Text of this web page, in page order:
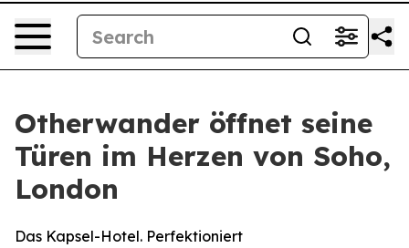
Otherwander öffnet seine
Türen im Herzen von Soho,
London
Das Kapsel-Hotel. Perfektioniert